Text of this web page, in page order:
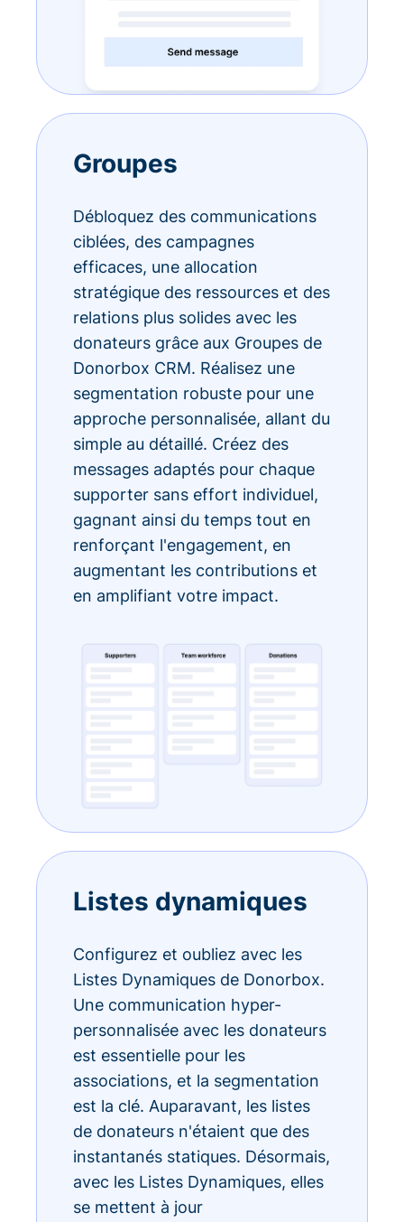
Groupes
Débloquez des communications
ciblées, des campagnes
efficaces, une allocation
stratégique des ressources et des
relations plus solides avec les
donateurs grâce aux Groupes de
Donorbox CRM. Réalisez une
segmentation robuste pour une
approche personnalisée, allant du
simple au détaillé. Créez des
messages adaptés pour chaque
supporter sans effort individuel,
gagnant ainsi du temps tout en
renforçant l'engagement, en
augmentant les contributions et
en amplifiant votre impact.
Listes dynamiques
Configurez et oubliez avec les
Listes Dynamiques de Donorbox.
Une communication hyper-
personnalisée avec les donateurs
est essentielle pour les
associations, et la segmentation
est la clé. Auparavant, les listes
de donateurs n'étaient que des
instantanés statiques. Désormais,
avec les Listes Dynamiques, elles
se mettent à jour